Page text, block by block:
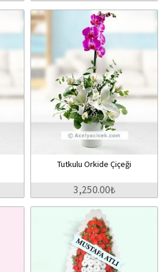
Tutkulu Orkide Çiçeği
3,250.00₺